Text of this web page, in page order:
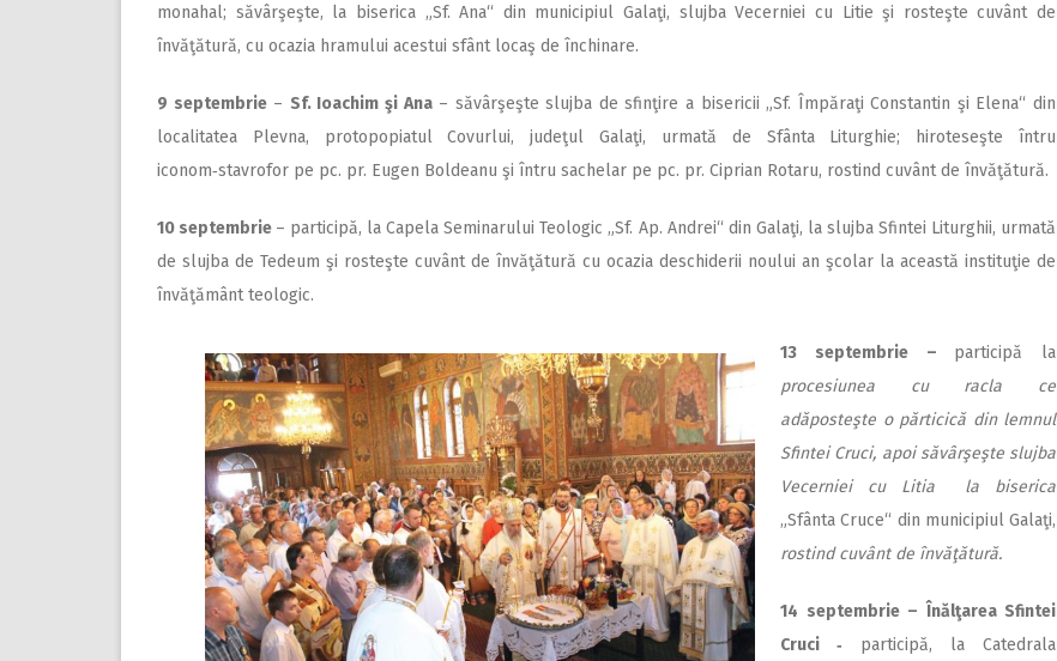
monahal; săvârşeşte, la biserica „Sf. Ana“ din municipiul Galaţi, slujba Vecerniei cu Litie şi rosteşte cuvânt de
învăţătură, cu ocazia hramului acestui sfânt locaş de închinare.
9 septembrie– Sf. Ioachim şi Ana– săvârşeşte slujba de sfinţire a bisericii „Sf. Împăraţi Constantin şi Elena“ din
localitatea Plevna, protopopiatul Covurlui, judeţul Galaţi, urmată de Sfânta Liturghie; hiroteseşte întru
iconom‑stavrofor pe pc. pr. Eugen Boldeanu şi întru sachelar pe pc. pr. Ciprian Rotaru, rostind cuvânt de învăţătură.
10 septembrie – participă, la Capela Seminarului Teologic „Sf. Ap. Andrei“ din Galaţi, la slujba Sfintei Liturghii, urmată
de slujba de Tedeum şi rosteşte cuvânt de învăţătură cu ocazia deschiderii noului an şcolar la această instituţie de
învăţământ teologic.
13 septembrie – participă la
procesiunea cu racla ce
adăposteşte o părticică din lemnul
Sfintei Cruci, apoi săvârşeşte slujba
Vecerniei cu Litia la biserica
„Sfânta Cruce“ din municipiul Galaţi,
rostind cuvânt de învăţătură.
14 septembrie – Înălţarea Sfintei
Cruci ‑ participă, la Catedrala